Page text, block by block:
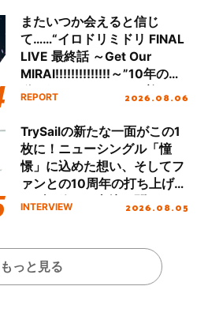
またいつか会えると信じ
て……“イロドリミドリ FINAL
LIVE 最終話 ～Get Our
MIRAI!!!!!!!!!!!!!!～”10年の活
動を経てファイナルを迎える
REPORT 2026.08.06
TrySailの新たな一面がこの1
枚に！ニューシングル「憧
憬」に込めた想い、そしてフ
ァンとの10周年の打ち上げラ
イブを終えた心境を聞いた。
INTERVIEW 2026.08.05
もっと見る